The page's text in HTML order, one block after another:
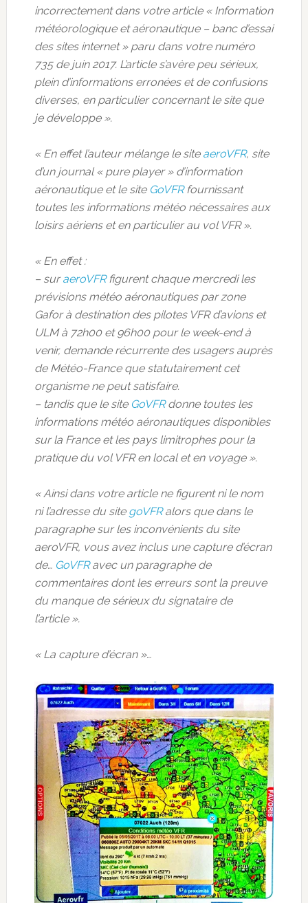
incorrectement dans votre article « Information
météorologique et aéronautique – banc d’essai
des sites internet » paru dans votre numéro
735 de juin 2017. L’article s’avère peu sérieux,
plein d’informations erronées et de confusions
diverses, en particulier concernant le site que
je développe ».
« En effet l’auteur mélange le site aeroVFR, site
d’un journal « pure player » d’information
aéronautique et le site GoVFRfournissant
toutes les informations météo nécessaires aux
loisirs aériens et en particulier au vol VFR ».
« En effet :
– suraeroVFRfigurent chaque mercredi les
prévisions météo aéronautiques par zone
Gafor à destination des pilotes VFR d’avions et
ULM à 72h00 et 96h00 pour le week-end à
venir, demande récurrente des usagers auprès
de Météo-France que statutairement cet
organisme ne peut satisfaire.
– tandis que le site GoVFRdonne toutes les
informations météo aéronautiques disponibles
sur la France et les pays limitrophes pour la
pratique du vol VFR en local et en voyage ».
« Ainsi dans votre article ne figurent ni le nom
ni l’adresse du site goVFRalors que dans le
paragraphe sur les inconvénients du site
aeroVFR, vous avez inclus une capture d’écran
de… GoVFRavec un paragraphe de
commentaires dont les erreurs sont la preuve
du manque de sérieux du signataire de
l’article ».
« La capture d’écran »…